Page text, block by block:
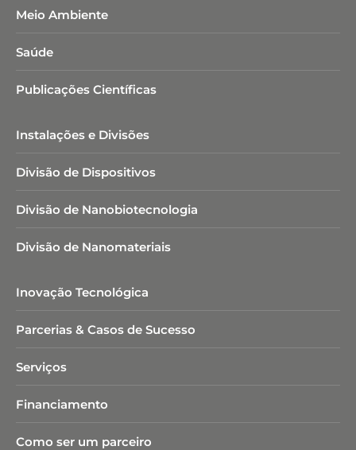
Meio Ambiente
Saúde
Publicações Científicas
Instalações e Divisões
Divisão de Dispositivos
Divisão de Nanobiotecnologia​
Divisão de Nanomateriais
Inovação Tecnológica
Parcerias & Casos de Sucesso
Serviços
Financiamento
Como ser um parceiro